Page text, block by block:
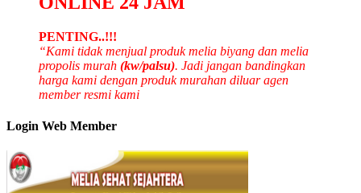
PENTING..!!!
“Kami tidak menjual produk melia biyang dan melia
propolis murah (kw/palsu). Jadi jangan bandingkan
harga kami dengan produk murahan diluar agen
member resmi kami
Login Web Member